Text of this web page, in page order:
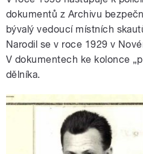
dokumentů z Archivu
bývalý vedoucí místních
Narodil se v roce 1929 v
V dokumentech ke kolonce
dělníka.